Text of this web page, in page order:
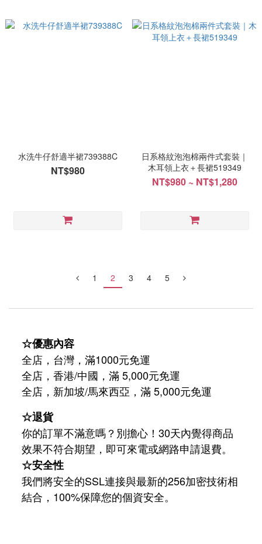
水洗牛仔舒適半裙739388C
NT$980
日系格紋泡泡棉兩件式套裝｜
木耳領上衣＋長裙519349
NT$980 ~ NT$1,280
1 2 3 4 5
☆優惠內容
全店，台灣，滿1000元免運
全店，香港/中國，滿 5,000元免運
全店，新加坡/馬來西亞，滿 5,000元免運
☆退貨
你的訂單不滿意嗎？別擔心！30天內覺得商品
效果不符合期望，即可來電或網路申請退費。
☆安全性
我們將安全的SSL連接與最新的256加密技術相
結合，100%保障您的個資安全。